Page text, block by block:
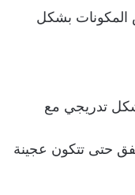
بشكل
تدريجي مع
حتى تتكون عجينة